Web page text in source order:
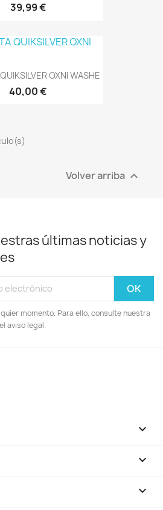
39,99 €
OXNI WASHE
40,00 €
Volver arriba 
últimas noticias y
momento. Para ello, consulte nuestra
aviso legal.


